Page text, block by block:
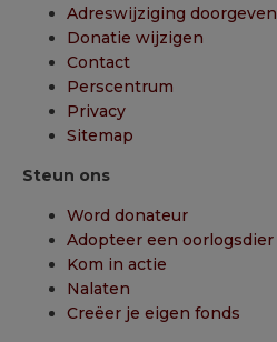
Adreswijziging doorgeven
Donatie wijzigen
Contact
Perscentrum
Privacy
Sitemap
Steun ons
Word donateur
Adopteer een oorlogsdier
Kom in actie
Nalaten
Creëer je eigen fonds